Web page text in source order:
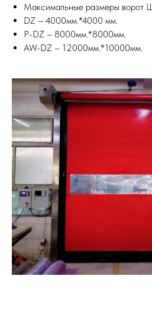
Максимальные размеры ворот
DZ – 4000мм.*4000 мм.
P-DZ – 8000мм.*8000мм.
AW-DZ – 12000мм.*10000мм.